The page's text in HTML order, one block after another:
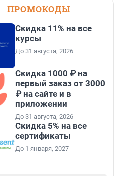
ПРОМОКОДЫ
Скидка 11% на все
курсы
До 31 августа, 2026
Скидка 1000 ₽ на
первый заказ от 3000
₽ на сайте и в
приложении
До 31 августа, 2026
Скидка 5% на все
сертификаты
До 1 января, 2027